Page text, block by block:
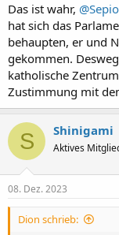
Das ist wahr,
hat sich das
behaupten, er und
gekommen.
katholische
Zustimmung mit
S Shinigami
Aktives
08. Dez. 2023
Dion schrieb: